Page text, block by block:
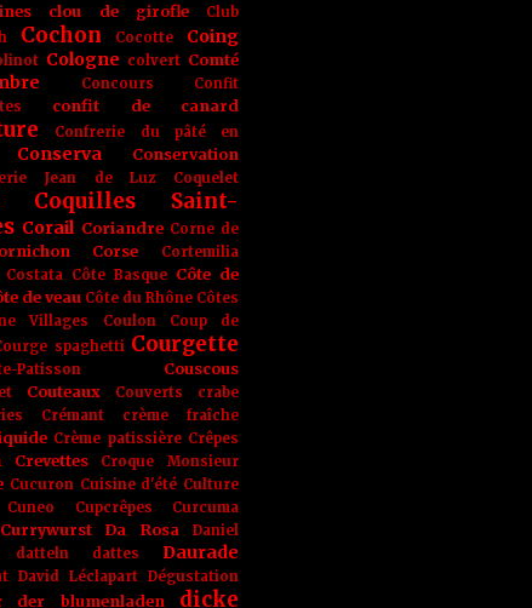
clou de girofle
Club
Cochon Cocotte Coing
Cologne colvert Comté
Concours
Confit
confit de canard
Confrerie du pâté en
Conserva Conservation
Jean de Luz Coquelet
Coquilles Saint-
Corail Coriandre Corne de
Corse
Cortemilia
Costata Côte Basque Côte de
de veau Côte du Rhône Côtes
Villages
Coulon
Coup de
spaghetti Courgette
Patisson Couscous
Couteaux Couverts
crabe
Crémant crème fraîche
Crème patissière Crêpes
Crevettes Croque Monsieur
Cucuron Cuisine d'été Culture
Cuneo Cupcrêpes Curcuma
Currywurst Da Rosa
Daniel
datteln dattes Daurade
David Léclapart Dégustation
der blumenladen dicke